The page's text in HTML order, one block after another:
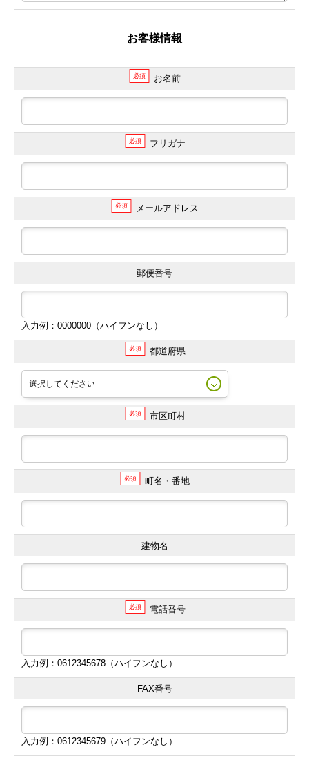
お客様情報
必須 お名前
必須 フリガナ
必須 メールアドレス
郵便番号
入力例：0000000（ハイフンなし）
必須 都道府県
必須 市区町村
必須 町名・番地
建物名
必須 電話番号
入力例：0612345678（ハイフンなし）
FAX番号
入力例：0612345679（ハイフンなし）